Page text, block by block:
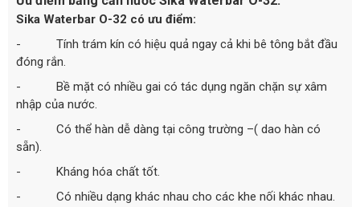
Sika Waterbar O-32 có ưu điểm:
- Tính trám kín có hiệu quả ngay cả khi bê tông bắt đầu
đóng rắn.
- Bề mặt có nhiều gai có tác dụng ngăn chặn sự xâm
nhập của nước.
- Có thể hàn dễ dàng tại công trường –( dao hàn có
sẵn).
- Kháng hóa chất tốt.
- Có nhiều dạng khác nhau cho các khe nối khác nhau.